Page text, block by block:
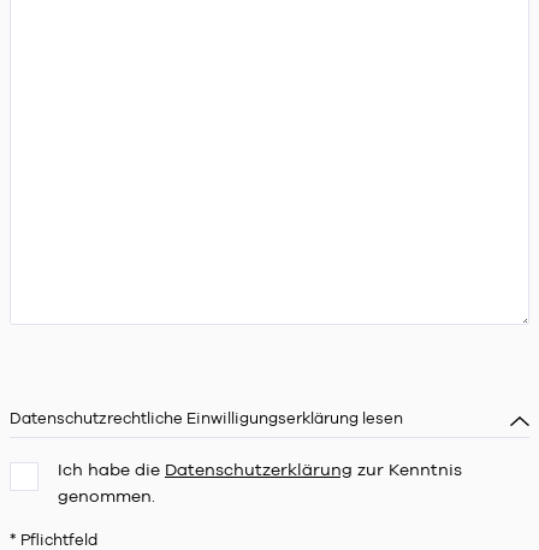
Datenschutzrechtliche Einwilligungserklärung lesen
Ich habe die Datenschutzerklärung zur Kenntnis
genommen.
* Pflichtfeld